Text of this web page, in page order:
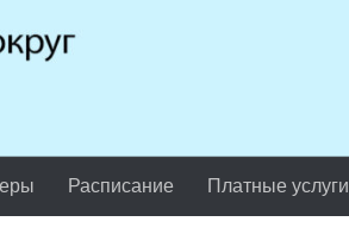
Расписание Платные услуги